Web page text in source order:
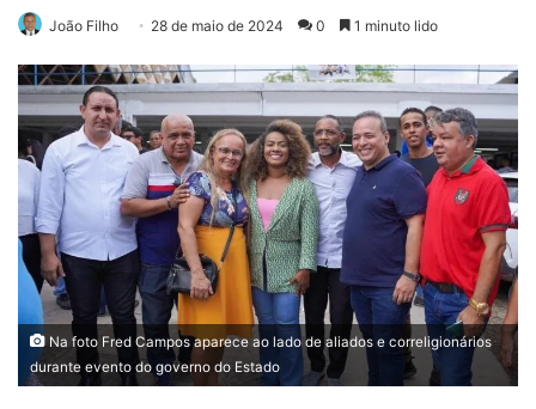
João Filho 28 de maio de 2024 0 1 minuto lido
Na foto Fred Campos aparece ao lado de aliados e correligionários
durante evento do governo do Estado